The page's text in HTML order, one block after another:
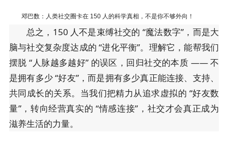
邓巴数：人类社交圈卡在 150 人的科学真相，不是你不够外向！
总之，150 人不是束缚社交的 “魔法数字”，而是大
脑与社交复杂度达成的 “进化平衡”。理解它，能帮我们
摆脱 “人脉越多越好” 的误区，回归社交的本质 —— 不
是拥有多少 “好友”，而是拥有多少真正能连接、支持、
共同成长的关系。当我们把精力从追求虚拟的 “好友数
量”，转向经营真实的 “情感连接”，社交才会真正成为
滋养生活的力量。